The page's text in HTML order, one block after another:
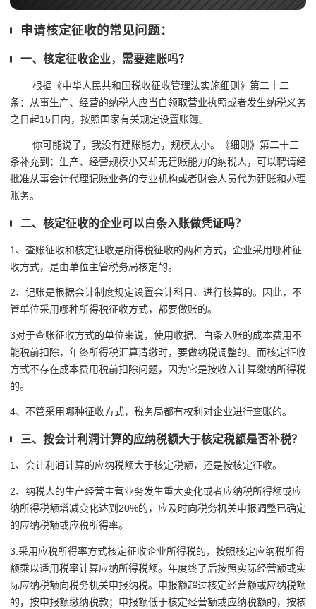
申请核定征收的常见问题：
一、核定征收企业，需要建账吗？
根据《中华人民共和国税收征收管理法实施细则》第二十二
条：从事生产、经营的纳税人应当自领取营业执照或者发生纳税义务
之日起15日内，按照国家有关规定设置账簿。
你可能说了，我没有建账能力，规模太小。《细则》第二十三
条补充到：生产、经营规模小又却无建账能力的纳税人，可以聘请经
批准从事会计代理记账业务的专业机构或者财会人员代为建账和办理
账务。
二、核定征收的企业可以白条入账做凭证吗？
1、查账征收和核定征收是所得税征收的两种方式，企业采用哪种征
收方式，是由单位主管税务局核定的。
2、记账是根据会计制度规定设置会计科目、进行核算的。因此，不
管单位采用哪种所得税征收方式，都要做账的。
3对于查账征收方式的单位来说，使用收据、白条入账的成本费用不
能税前扣除，年终所得税汇算清缴时，要做纳税调整的。而核定征收
方式不存在成本费用税前扣除问题，因为它是按收入计算缴纳所得税
的。
4、不管采用哪种征收方式，税务局都有权利对企业进行查账的。
三、按会计利润计算的应纳税额大于核定税额是否补税？
1、会计利润计算的应纳税额大于核定税额，还是按核定征收。
2、纳税人的生产经营主营业务发生重大变化或者应纳税所得额或应
纳所得税额增减变化达到20%的，应及时向税务机关申报调整已确定
的应纳税额或应税所得率。
3.采用应税所得率方式核定征收企业所得税的，按照核定应纳税所得
额乘以适用税率计算应纳所得税额。年度终了后按照实际经营额或实
际应纳税额向税务机关申报纳税。申报额超过核定经营额或应纳税额
的，按申报额缴纳税款；申报额低于核定经营额或应纳税额的，按核